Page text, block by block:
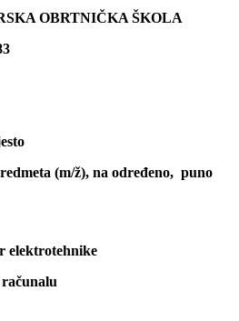
OBRTNIČKA ŠKOLA
(m/ž), na određeno, puno